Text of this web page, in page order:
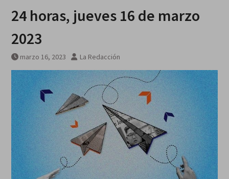
24 horas, jueves 16 de marzo
2023
marzo 16, 2023 La Redacción